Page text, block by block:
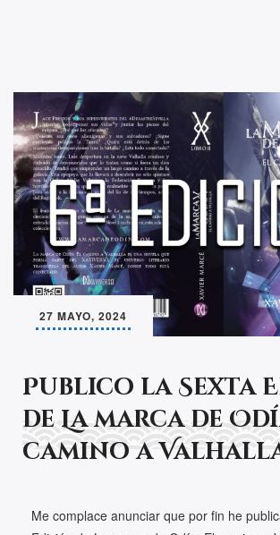
27 MAYO, 2024
Publico la Sexta
de La marca de
camino a
Me complace anunciar que por fin he